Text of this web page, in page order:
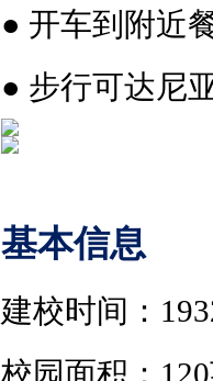
● 开车到附近
● 步行可达尼
基本信息
建校时间 ：
校园面积 ：